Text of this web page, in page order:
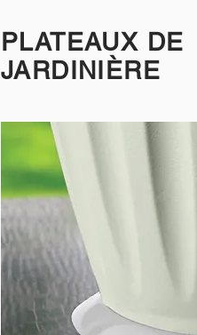
PLATEAUX DE
JARDINIÈRE